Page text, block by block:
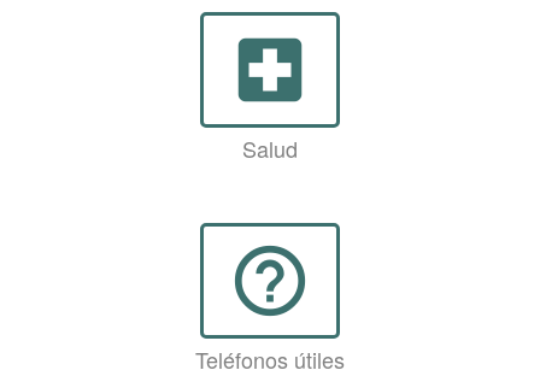
local_hospital
Salud
help_outline
Teléfonos útiles